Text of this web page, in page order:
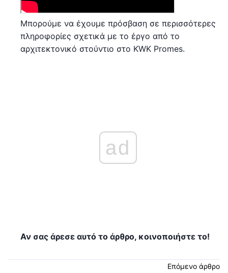
Μπορούμε να έχουμε πρόσβαση σε περισσότερες
πληροφορίες σχετικά με το έργο από το
αρχιτεκτονικό στούντιο στο KWK Promes.
ad
Αν σας άρεσε αυτό το άρθρο, κοινοποιήστε το!
Επόμενο άρθρο